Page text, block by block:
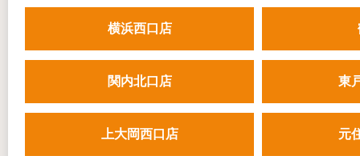
横浜西口店
関内北口店 東
上大岡西口店 元